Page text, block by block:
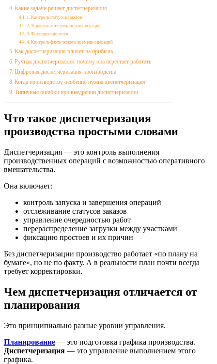
Какие задачи решает диспетчеризация
1. Контроль статусов заказов
2. Управление очередностью операций
3. Фиксация простоев
4. Контроль фактического времени операций
Как диспетчеризация влияет на прибыль
Ручная диспетчеризация: почему она перестаёт работать
Цифровая диспетчеризация производства
Когда производству особенно нужна диспетчеризация
Типичные ошибки при внедрении диспетчеризации
Что такое диспетчеризация
производства простыми словами
Диспетчеризация — это контроль выполнения
производственных операций с возможностью оперативного
вмешательства.
Она включает:
контроль запуска и завершения операций
отслеживание статусов заказов
управление очередностью работ
перераспределение загрузки между участками
фиксацию простоев и их причин
Без диспетчеризации производство работает «по плану на
бумаге», но не по факту. А в реальности план почти всегда
требует корректировки.
Чем диспетчеризация отличается от
планирования
Это принципиально разные уровни управления.
Планирование — это подготовка графика производства.
Диспетчеризация — это управление выполнением этого
графика.